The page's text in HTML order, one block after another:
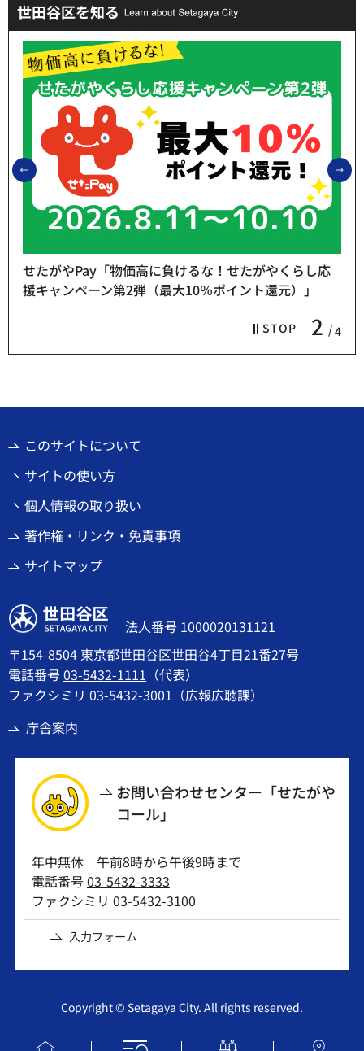
世田谷区を知る
前のスライドを表示
STOP 2 4
せたがやPay「物価高に負けるな！せたがやくらし応
援キャンペーン第2弾（最大10％ポイント還元）」
このサイトについて
サイトの使い方
個人情報の取り扱い
著作権・リンク・免責事項
サイトマップ
世田谷区
法人番号 1000020131121
〒154-8504 東京都世田谷区世田谷4丁目21番27号
電話番号03-5432-1111 （代表）
ファクシミリ 03-5432-3001（広報広聴課）
庁舎案内
お問い合わせセンター「せたがや
コール」
年中無休 午前8時から午後9時まで
電話番号03-5432-3333
ファクシミリ 03-5432-3100
入力フォーム
Copyright © Setagaya City. All rights reserved.